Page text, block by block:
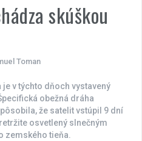
skúškou
Toman
je v týchto dňoch vystavený
obežná dráha
že satelit vstúpil 9 dní
osvetlený slnečným
zemského tieňa.